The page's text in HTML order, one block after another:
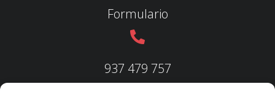
Formulario
937 479 757